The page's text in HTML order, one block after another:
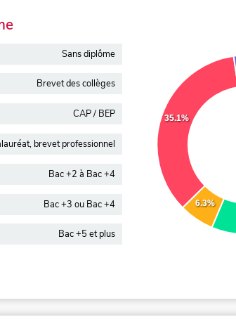
Sans diplôme
Brevet des collèges
CAP / BEP
brevet professionnel
Bac +2 à Bac +4
Bac +3 ou Bac +4
Bac +5 et plus
6.3%
35.1%